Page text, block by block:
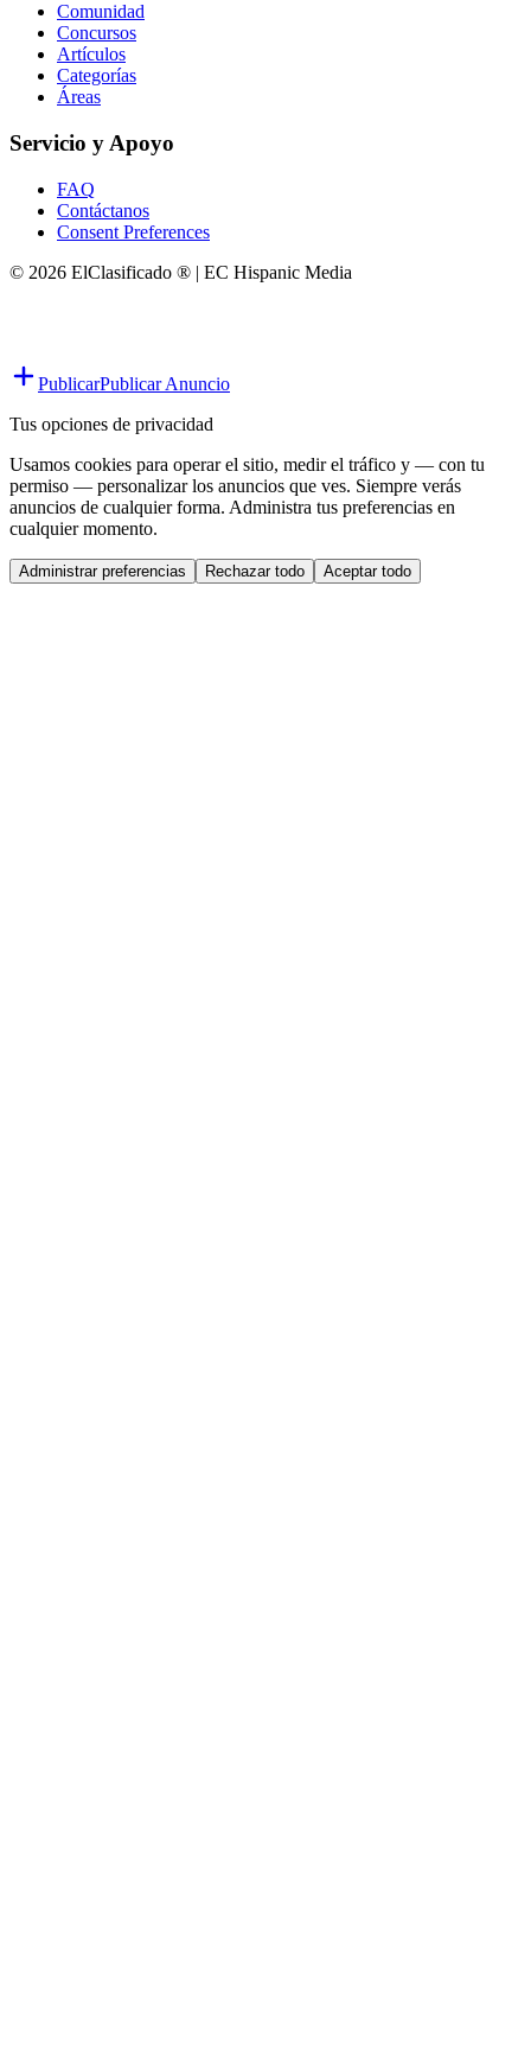
Comunidad
Concursos
Artículos
Categorías
Áreas
Servicio y Apoyo
FAQ
Contáctanos
Consent Preferences
© 2026 ElClasificado ® | EC Hispanic Media
PublicarPublicar Anuncio
Tus opciones de privacidad
Usamos cookies para operar el sitio, medir el tráfico y — con tu
permiso — personalizar los anuncios que ves. Siempre verás
anuncios de cualquier forma. Administra tus preferencias en
cualquier momento.
Administrar preferencias Rechazar todo Aceptar todo